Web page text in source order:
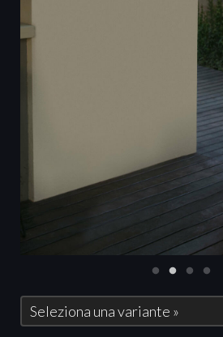
Seleziona una variante »